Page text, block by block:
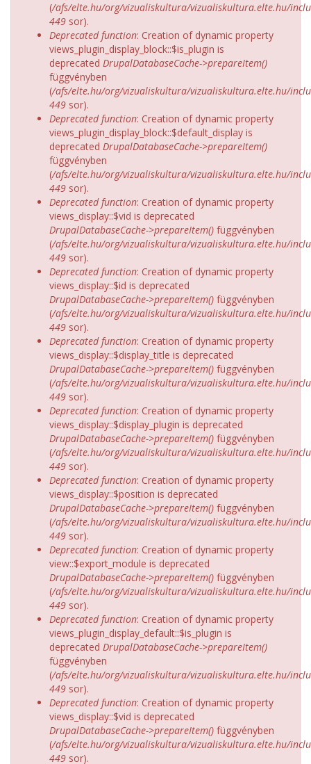
(/afs/elte.hu/org/vizualiskultura/vizualiskultura.elte.hu/
449 sor).
Deprecated function: Creation of dynamic property
views_plugin_display_block::$is_plugin is
deprecated DrupalDatabaseCache->prepareItem()
függvényben
(/afs/elte.hu/org/vizualiskultura/vizualiskultura.elte.hu/
449 sor).
Deprecated function: Creation of dynamic property
views_plugin_display_block::$default_display is
deprecated DrupalDatabaseCache->prepareItem()
függvényben
(/afs/elte.hu/org/vizualiskultura/vizualiskultura.elte.hu/
449 sor).
Deprecated function: Creation of dynamic property
views_display::$vid is deprecated
DrupalDatabaseCache->prepareItem() függvényben
(/afs/elte.hu/org/vizualiskultura/vizualiskultura.elte.hu/
449 sor).
Deprecated function: Creation of dynamic property
views_display::$id is deprecated
DrupalDatabaseCache->prepareItem() függvényben
(/afs/elte.hu/org/vizualiskultura/vizualiskultura.elte.hu/
449 sor).
Deprecated function: Creation of dynamic property
views_display::$display_title is deprecated
DrupalDatabaseCache->prepareItem() függvényben
(/afs/elte.hu/org/vizualiskultura/vizualiskultura.elte.hu/
449 sor).
Deprecated function: Creation of dynamic property
views_display::$display_plugin is deprecated
DrupalDatabaseCache->prepareItem() függvényben
(/afs/elte.hu/org/vizualiskultura/vizualiskultura.elte.hu/
449 sor).
Deprecated function: Creation of dynamic property
views_display::$position is deprecated
DrupalDatabaseCache->prepareItem() függvényben
(/afs/elte.hu/org/vizualiskultura/vizualiskultura.elte.hu/
449 sor).
Deprecated function: Creation of dynamic property
view::$export_module is deprecated
DrupalDatabaseCache->prepareItem() függvényben
(/afs/elte.hu/org/vizualiskultura/vizualiskultura.elte.hu/
449 sor).
Deprecated function: Creation of dynamic property
views_plugin_display_default::$is_plugin is
deprecated DrupalDatabaseCache->prepareItem()
függvényben
(/afs/elte.hu/org/vizualiskultura/vizualiskultura.elte.hu/
449 sor).
Deprecated function: Creation of dynamic property
views_display::$vid is deprecated
DrupalDatabaseCache->prepareItem() függvényben
(/afs/elte.hu/org/vizualiskultura/vizualiskultura.elte.hu/
449 sor).